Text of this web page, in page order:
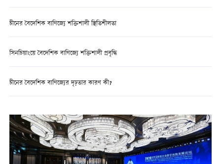
চীনের বৈদেশিক বাণিজ্যে শক্তিশালী স্থিতিশীলতা
সিনচিয়াংয়ে বৈদেশিক বাণিজ্যে শক্তিশালী প্রবৃদ্ধি
চীনের বৈদেশিক বাণিজ্যের দৃঢ়তার কারণ কী?